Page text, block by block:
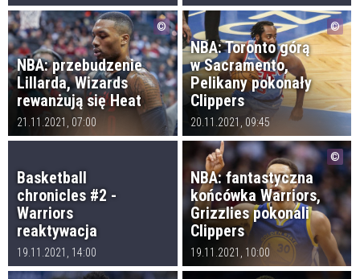
NBA: przebudzenie
Lillarda, Wizards
rewanżują się Heat
21.11.2021, 07:00
NBA: Toronto górą
w Sacramento,
Pelikany pokonały
Clippers
20.11.2021, 09:45
Basketball
chronicles #2 -
Warriors
reaktywacja
19.11.2021, 14:00
NBA: fantastyczna
końcówka Warriors,
Grizzlies pokonali
Clippers
19.11.2021, 10:00